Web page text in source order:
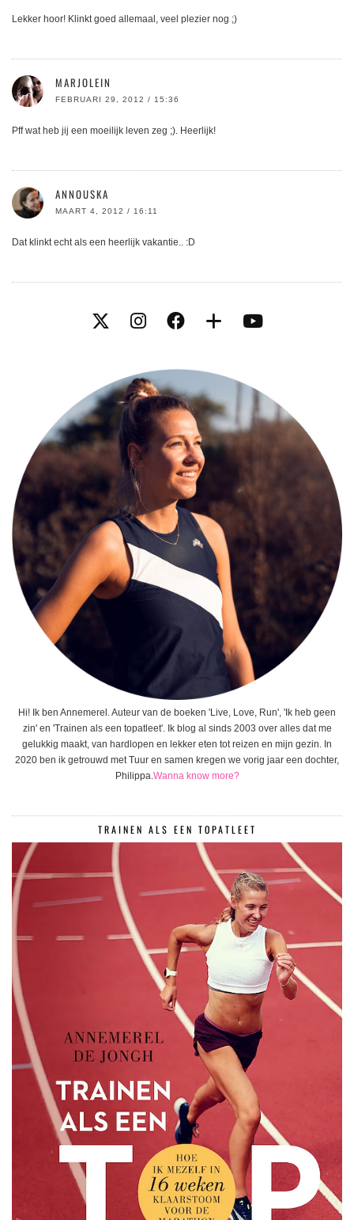
Lekker hoor! Klinkt goed allemaal, veel plezier nog ;)
MARJOLEIN
FEBRUARI 29, 2012 / 15:36
Pff wat heb jij een moeilijk leven zeg ;). Heerlijk!
ANNOUSKA
MAART 4, 2012 / 16:11
Dat klinkt echt als een heerlijk vakantie.. :D
Hi! Ik ben Annemerel. Auteur van de boeken 'Live, Love, Run', 'Ik heb geen
zin' en 'Trainen als een topatleet'. Ik blog al sinds 2003 over alles dat me
gelukkig maakt, van hardlopen en lekker eten tot reizen en mijn gezin. In
2020 ben ik getrouwd met Tuur en samen kregen we vorig jaar een dochter,
Philippa. Wanna know more?
TRAINEN ALS EEN TOPATLEET